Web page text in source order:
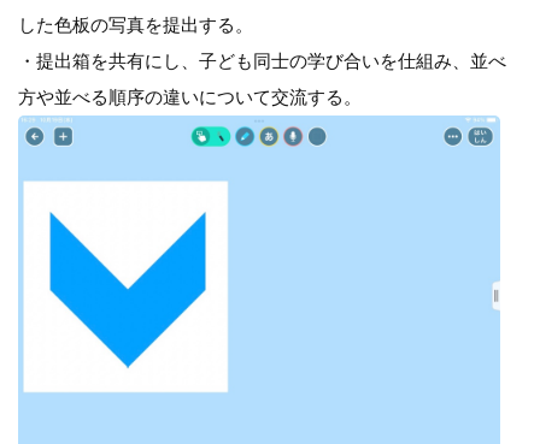
した色板の写真を提出する。
・提出箱を共有にし、子ども同士の学び合いを仕組み、並べ
方や並べる順序の違いについて交流する。